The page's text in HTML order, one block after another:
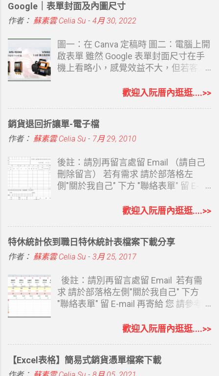
建立、修改及發布網站。不需要懂
HTML、CSS，也不用購買主機或安裝
網站，就能透過對話逐步完成。 目前開
放給 Pro、Pro Lite、Edu 等帳號使用
者，Plus 帳號陸續開放中，免費帳號及
方說明中沒提及。 我是 Plus 帳號，
它我的部落格、形象網站、Instagram
與 YouTube 網址，請 ChatGPT Work 幫
構、版面設計、數位平台入口，到後續
修改字體、導覽列、按鈕與網址，都透
過對話完成。 ChatGPT Sites 的優點
用說太多，因為若你已是長期使用者，
平常對話中了解，並主動提供內容，做
出來的網址也滿足 SEO 要求，包括：
備用，當然電腦強的還是可以 EXCEL
建立資料再至 WORD 套印，選擇一個自
提供，有需要的再留言和我說（別直接
留 Email 嘿，會被看光） 最方便的當然
是請大榮貨運來公司安裝託運軟體，再
式印表機適用二側有洞的小貼紙，公司
印及軟體操作運費說明 Kerry大榮貨運
點陣式三聯複印託運單 新版 Kerry大榮
Kerry大榮貨運 印表套印結果 Kerry大榮
貨運 印表機設定-邊界 Kerry大榮貨運 印
表機設定-紙張 Kerry大榮貨運 印表機設
聯，所以要有點陣式印表機 我套的是
EXC...
Google｜表單封面及內圖尺寸
作者： 蘇素雲 Celia Su - 4月 30, 2022
圖一：在 Canva 定稿時 圖二：電腦上開
啟表單 雖然 Google 表單封面尺寸在手
機上看略小，感覺效益不大，但若客人
然都會 Canva 了，就會想要自己做一個
上 1280*720px，我覺得看圖最舒服，
手機上看字體會略小。因為我是用 ig 的
人都用手機開啟。所以還是選擇用正方
形。 本來想直接用 ig 尺寸，但在電腦上
開啟，圖會太大，不太合適，所以縮至
但取其相對清楚，且手機上看效果很
Google 表單 Banner 尺寸套用結果如首
圖 一二你可以比對，誤差值很小。這尺
單，因為表單封面其實尺寸不大，所以
我沒要求畫質。 Google 表單因為製作
簡單，填寫資料的人也很方便，且可以
所以真的要好好利用它。 Midjourney 生
為舊版功能 若表單截止要關閉表單功
能，只要把 接受回應 改成 不接受回應
歡迎入阮厝內逛逛....>>
銷貨退回折讓單-電子檔
作者： 蘇素雲 Celia Su - 7月 29, 2010
後註：請別再留言處留 Email （請自己
刪除留言） 若有需求 請於部落格左
側"關於我自己" 下方 "聯絡表單" 留 E-
讀： 使用表單索取檔案說明 銷貨退回折
雖然用的次數不多 但要用時可以方便的
用 也是不錯吧 費了一些心思以EXCEL
直接代入公式 分成二個工作表 銷貨退
回/進貨退出 大致說明: 1.日期部份可以
直接打 EX : 7/5 格式會自動成為99年7月
額 3.一份A4 可以印成二張 4.第二張代有
二個以上型號，應稅之 “ˇ”才需另外複製
下來 6.部份有代公式為免誤KEY入資料
歡迎入阮厝內逛逛....>>
特休統計依到職日特休統計表檔案下載分享
作者： 蘇素雲 Celia Su - 3月 25, 2017
後註：請別再留言處留 Email 若有需
求 請於部落格左側"關於我自己" 下方
"聯絡表單" 留 E-mail 再寄給 您 請參考
說明 之前特休是以曆年制計算，假單統
到職日 計算及統整日期變的比較麻煩 用
歡迎入阮厝內逛逛....>>
【Excel表格】簡易式銷貨憑單檔案下載